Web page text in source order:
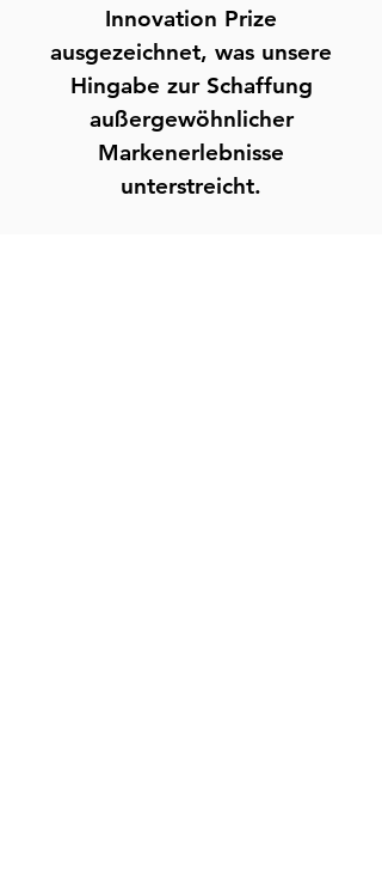
Innovation Prize
ausgezeichnet, was unsere
Hingabe zur Schaffung
außergewöhnlicher
Markenerlebnisse
unterstreicht.